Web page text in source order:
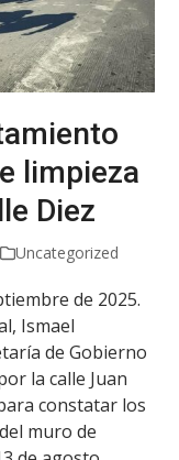
limpieza
Diez
Uncategorized
de 2025.
Ismael
de Gobierno
la calle Juan
constatar los
muro de